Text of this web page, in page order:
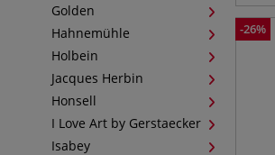
Golden
Hahnemühle
Holbein
Jacques Herbin
Honsell
I Love Art by Gerstaecker
Isabey
-26%